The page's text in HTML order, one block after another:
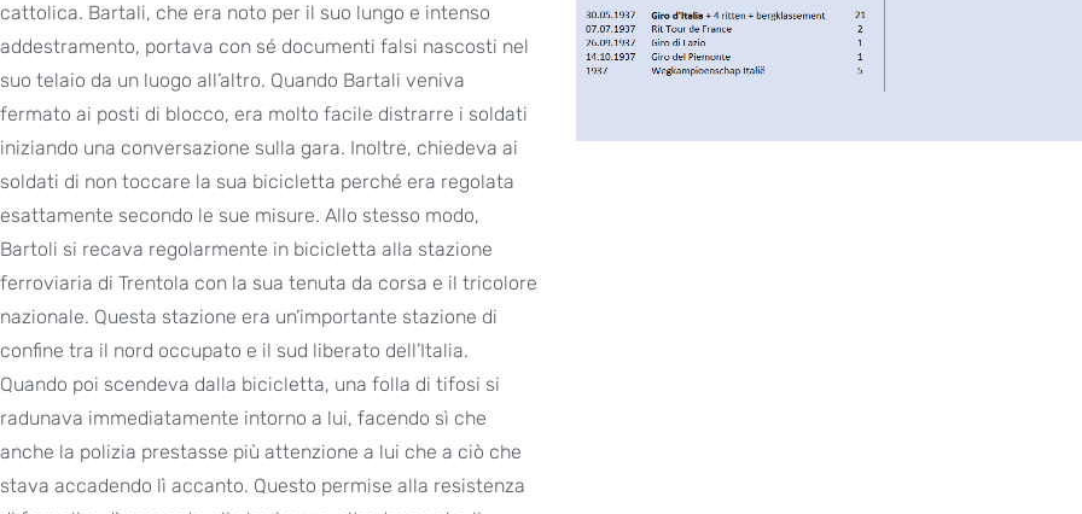
cattolica. Bartali, che era noto per il suo lungo e intenso
addestramento, portava con sé documenti falsi nascosti nel
suo telaio da un luogo all’altro. Quando Bartali veniva
fermato ai posti di blocco, era molto facile distrarre i soldati
iniziando una conversazione sulla gara. Inoltre, chiedeva ai
soldati di non toccare la sua bicicletta perché era regolata
esattamente secondo le sue misure. Allo stesso modo,
Bartoli si recava regolarmente in bicicletta alla stazione
ferroviaria di Trentola con la sua tenuta da corsa e il tricolore
nazionale. Questa stazione era un’importante stazione di
confine tra il nord occupato e il sud liberato dell’Italia.
Quando poi scendeva dalla bicicletta, una folla di tifosi si
radunava immediatamente intorno a lui, facendo sì che
anche la polizia prestasse più attenzione a lui che a ciò che
stava accadendo lì accanto. Questo permise alla resistenza